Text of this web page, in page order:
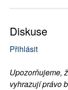
Diskuse
Přihlásit
Upozorňujeme,
vyhrazují právo